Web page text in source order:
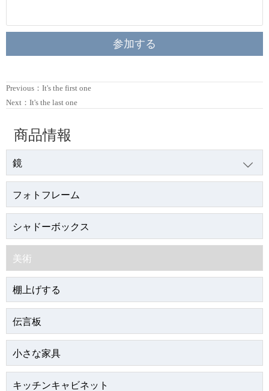
参加する
Previous：It's the first one
Next：It's the last one
商品情報
鏡 
フォトフレーム
シャドーボックス
美術
棚上げする
伝言板
小さな家具
キッチンキャビネット